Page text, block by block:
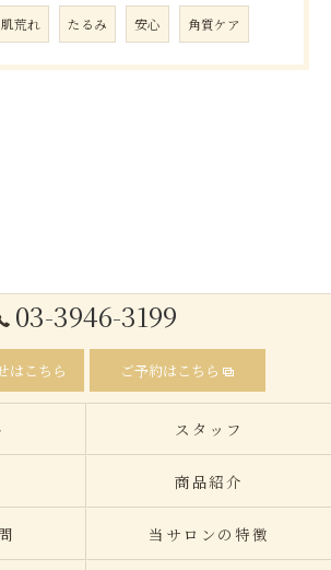
肌荒れ たるみ 安心 角質ケア
03-3946-3199
はこちら ご予約はこちら
スタッフ
商品紹介
当サロンの特徴